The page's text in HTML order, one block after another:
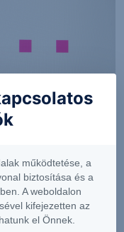
működtetése, a
biztosítása és a
A weboldalon
kifejezetten az
el Önnek.